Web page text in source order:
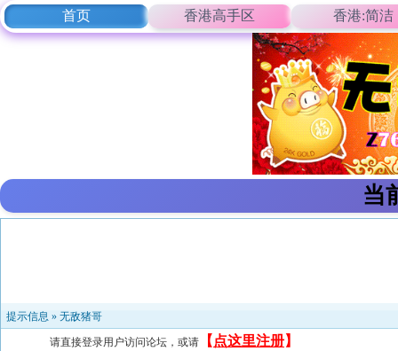
首页 香港高手区 香港:简洁
当
提示信息 » 无敌猪哥
请直接登录用户访问论坛，或请 【 点这里注册】